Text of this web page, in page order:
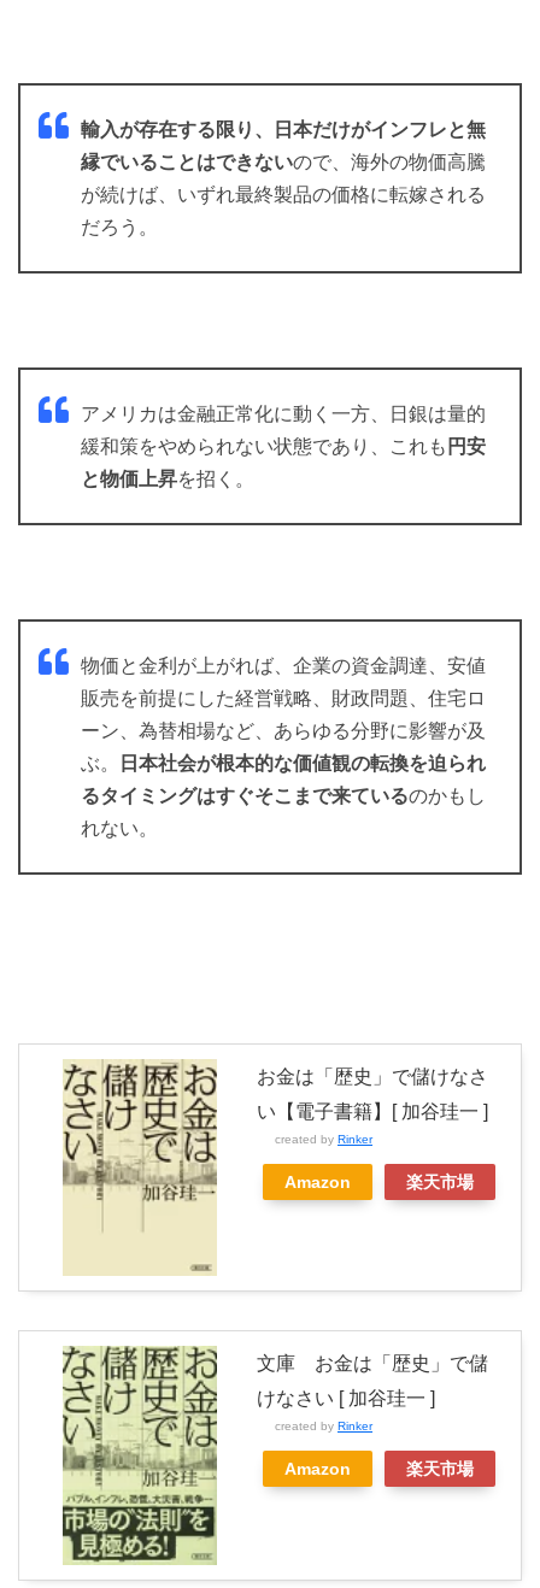
輸入が存在する限り、日本だけがインフレと無
縁でいることはできないので、海外の物価高騰
が続けば、いずれ最終製品の価格に転嫁される
だろう。
アメリカは金融正常化に動く一方、日銀は量的
緩和策をやめられない状態であり、これも 円安
と物価上昇を招く。
物価と金利が上がれば、企業の資金調達、安値
販売を前提にした経営戦略、財政問題、住宅ロ
ーン、為替相場など、あらゆる分野に影響が及
ぶ。
日本社会が根本的な価値観の転換を迫られ
るタイミングはすぐそこまで来ているのかもし
れない。
お金は「歴史」で儲けなさ
い【電子書籍】[ 加谷珪一 ]
created by Rinker
Amazon 楽天市場
文庫 お金は「歴史」で儲
けなさい [ 加谷珪一 ]
created by Rinker
Amazon 楽天市場